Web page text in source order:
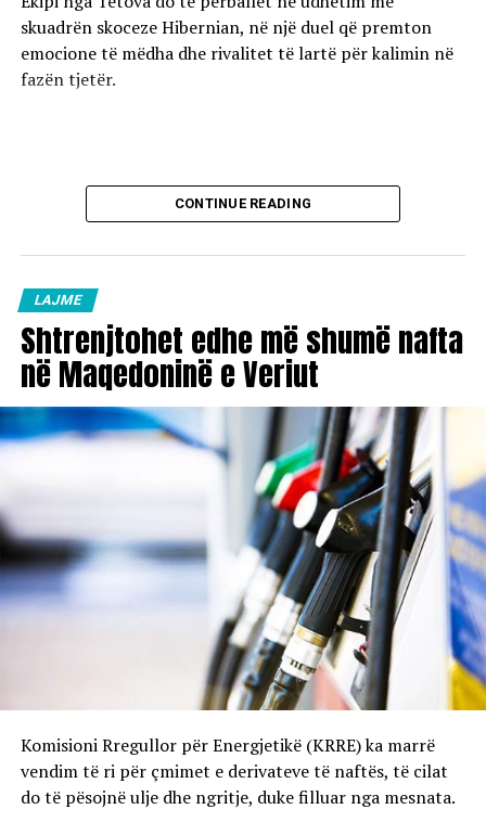
skuadrën skoceze Hibernian, në një duel që premton
emocione të mëdha dhe rivalitet të lartë për kalimin në
fazën tjetër.
CONTINUE READING
LAJME
Shtrenjtohet edhe më shumë nafta
në Maqedoninë e Veriut
Komisioni Rregullor për Energjetikë (KRRE) ka marrë
vendim të ri për çmimet e derivateve të naftës, të cilat
do të pësojnë ulje dhe ngritje, duke filluar nga mesnata.